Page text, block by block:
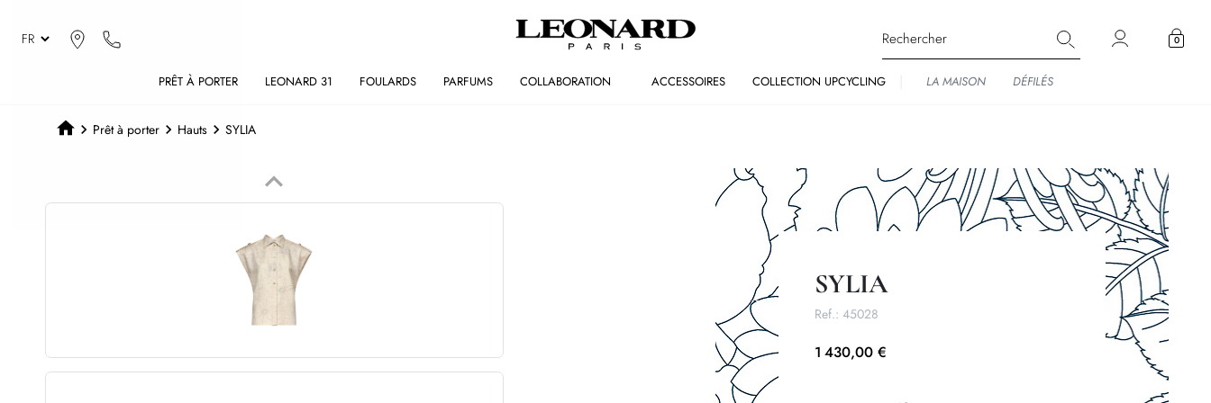
0
PRÊT À PORTER LEONARD 31 FOULARDS PARFUMS COLLABORATION ACCESSOIRES COLLECTION UPCYCLING LA MAISON DÉFILÉS
Prêt à porter Hauts SYLIA
Précédent
keyboard_arrow_up
SYLIA
Ref.: 45028
1 430,00 €